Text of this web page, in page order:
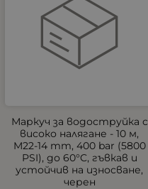
Маркуч за водоструйка с
високо налягане - 10 м,
M22-14 mm, 400 bar (5800
PSI), до 60°C, гъвкав и
устойчив на износване,
черен